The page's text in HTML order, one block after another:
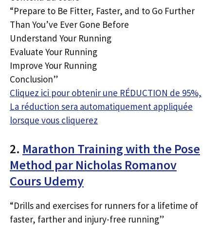
“Prepare to Be Fitter, Faster, and to Go Further
Than You’ve Ever Gone Before
Understand Your Running
Evaluate Your Running
Improve Your Running
Conclusion”
Cliquez ici pour obtenir une RÉDUCTION de 95%,
La réduction sera automatiquement appliquée
lorsque vous cliquerez
2. Marathon Training with the Pose
Method par Nicholas Romanov
Cours Udemy
“Drills and exercises for runners for a lifetime of
faster, farther and injury-free running”